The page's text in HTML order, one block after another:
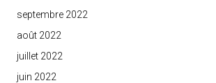
septembre 2022
août 2022
juillet 2022
juin 2022